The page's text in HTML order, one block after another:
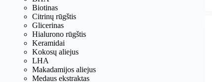
Biotinas
Citrinų rūgštis
Glicerinas
Hialurono rūgštis
Keramidai
Kokosų aliejus
LHA
Makadamijos aliejus
Medaus ekstraktas